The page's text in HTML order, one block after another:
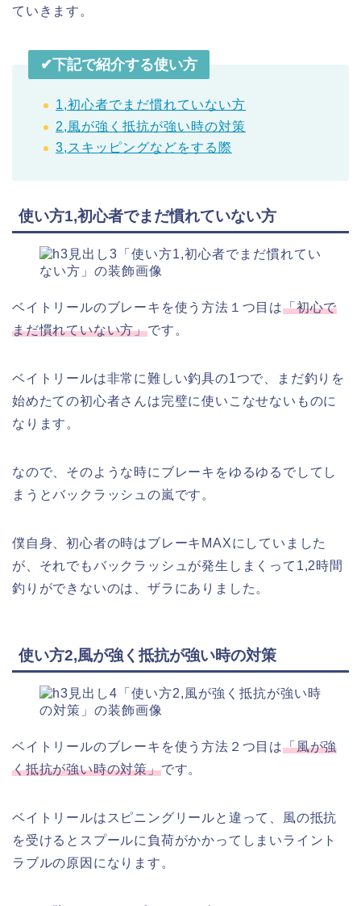
ていきます。
✔︎下記で紹介する使い方
1,初心者でまだ慣れていない方
2,風が強く抵抗が強い時の対策
3,スキッピングなどをする際
使い方1,初心者でまだ慣れていない方
ベイトリールのブレーキを使う方法１つ目は「初心で
まだ慣れていない方」です。
ベイトリールは非常に難しい釣具の1つで、まだ釣りを
始めたての初心者さんは完璧に使いこなせないものに
なります。
なので、そのような時にブレーキをゆるゆるでしてし
まうとバックラッシュの嵐です。
僕自身、初心者の時はブレーキMAXにしていました
が、それでもバックラッシュが発生しまくって1,2時間
釣りができないのは、ザラにありました。
使い方2,風が強く抵抗が強い時の対策
ベイトリールのブレーキを使う方法２つ目は「風が強
く抵抗が強い時の対策」です。
ベイトリールはスピニングリールと違って、風の抵抗
を受けるとスプールに負荷がかかってしまいライント
ラブルの原因になります。